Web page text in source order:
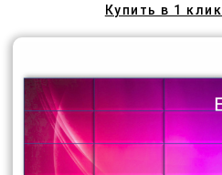
Купить в 1 клик